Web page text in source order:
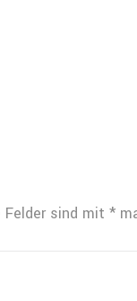
Felder sind mit *